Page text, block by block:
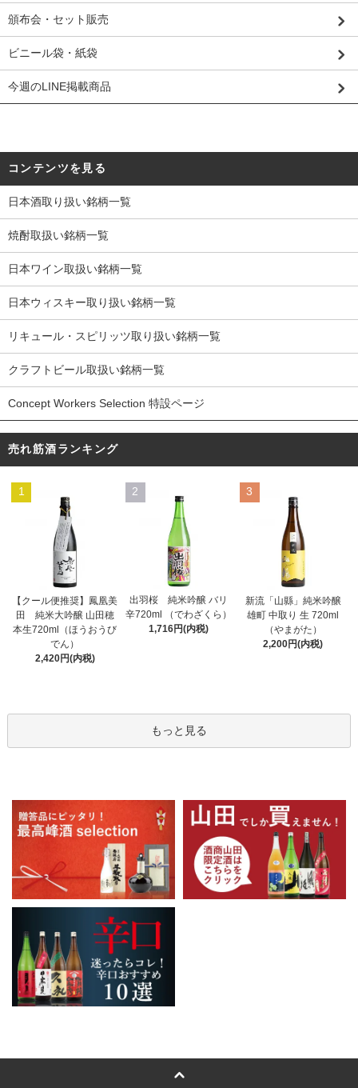
頒布会・セット販売
ビニール袋・紙袋
今週のLINE掲載商品
コンテンツを見る
日本酒取り扱い銘柄一覧
焼酎取扱い銘柄一覧
日本ワイン取扱い銘柄一覧
日本ウィスキー取り扱い銘柄一覧
リキュール・スピリッツ取り扱い銘柄一覧
クラフトビール取扱い銘柄一覧
Concept Workers Selection 特設ページ
売れ筋酒ランキング
1
【クール便推奨】鳳凰美
田 純米大吟醸 山田穂
本生720ml（ほうおうび
でん）
2,420円(内税)
2
出羽桜 純米吟醸 バリ
辛720ml （でわざくら）
1,716円(内税)
3
新流「山縣」純米吟醸
雄町 中取り 生 720ml
（やまがた）
2,200円(内税)
もっと見る